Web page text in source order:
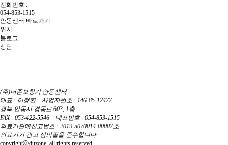
전화번호 :
054-853-1515
안동센터 바로가기
위치
블로그
상담
(주)더존보청기 안동센터
대표 : 이정환 사업자번호 : 146-85-12477
경북 안동시 경동로 603, 1층
FAX : 053-422-5546 대표번호 : 054-853-1515
의료기판매신고번호 : 2019-5070014-00007호
의료기기 광고 심의필을 준수합니다
copyrightⓒduzone. all rights reserved.